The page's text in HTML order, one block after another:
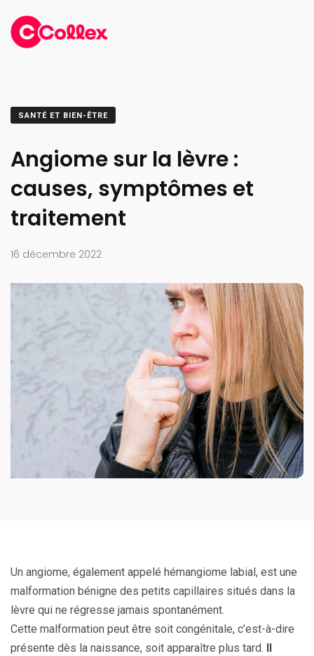
SANTÉ ET BIEN-ÊTRE
Angiome sur la lèvre :
causes, symptômes et
traitement
16 décembre 2022
Un angiome, également appelé hémangiome labial, est une
malformation bénigne des petits capillaires situés dans la
lèvre qui ne régresse jamais spontanément.
Cette malformation peut être soit congénitale, c’est-à-dire
présente dès la naissance, soit apparaître plus tard.